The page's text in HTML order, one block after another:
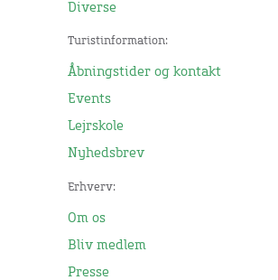
Diverse
Turistinformation:
Åbningstider og kontakt
Events
Lejrskole
Nyhedsbrev
Erhverv:
Om os
Bliv medlem
Presse